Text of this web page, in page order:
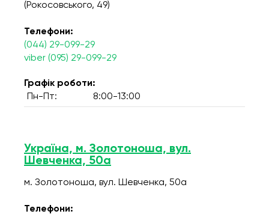
(Рокосовського, 49)
Телефони:
(044) 29-099-29
viber (095) 29-099-29
Графік роботи:
Пн-Пт:
8:00-13:00
Україна, м. Золотоноша, вул.
Шевченка, 50а
м. Золотоноша, вул. Шевченка, 50а
Телефони: